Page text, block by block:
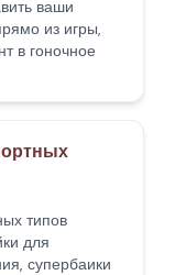
ваши
из игры,
в гоночное
типов
для
супербаики